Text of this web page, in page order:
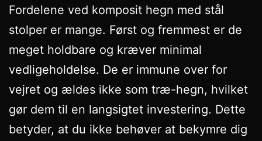
Fordelene ved komposit hegn med stål
stolper er mange. Først og fremmest er de
meget holdbare og kræver minimal
vedligeholdelse. De er immune over for
vejret og ældes ikke som træ-hegn, hvilket
gør dem til en langsigtet investering. Dette
betyder, at du ikke behøver at bekymre dig